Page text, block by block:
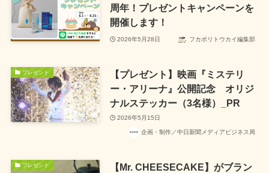
周年！プレゼントキャンペーンを
開催します！
2026年5月28日 フカボリトウカイ編集部
プレゼント
【プレゼント】映画『ミステリ
ー・アリーナ』公開記念 オリジ
ナルステッカー（3名様）_PR
2026年5月15日
企画・制作／中日新聞メディアビジネス局
プレゼント
【Mr. CHEESECAKE】がブラン